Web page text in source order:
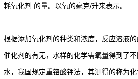
耗氧化剂 的量。以氧的毫克/升来表示。
根据添加氧化剂的种类和浓度，反应溶液的
催化剂的有无，水样的化学需氧量得到了
水，我国规定重铬酸钾法，其测得的称为化